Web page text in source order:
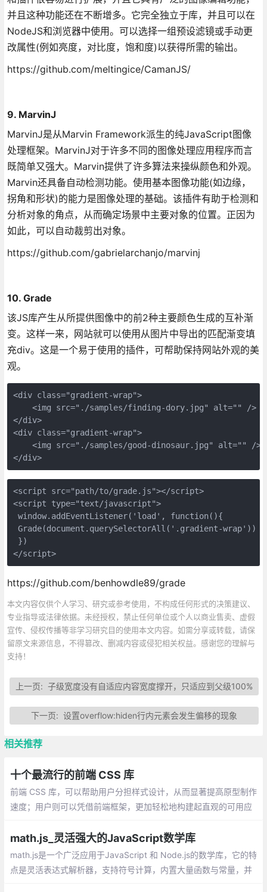
并且这种功能还在不断增多。它完全独立于库，并且可以在
NodeJS和浏览器中使用。可以选择一组预设滤镜或手动更
改属性(例如亮度，对比度，饱和度)以获得所需的输出。
https://github.com/meltingice/CamanJS/
9. MarvinJ
MarvinJ是从Marvin Framework派生的纯JavaScript图像
处理框架。MarvinJ对于许多不同的图像处理应用程序而言
既简单又强大。Marvin提供了许多算法来操纵颜色和外观。
Marvin还具备自动检测功能。使用基本图像功能(如边缘，
拐角和形状)的能力是图像处理的基础。该插件有助于检测和
分析对象的角点，从而确定场景中主要对象的位置。正因为
如此，可以自动裁剪出对象。
https://github.com/gabrielarchanjo/marvinj
10. Grade
该JS库产生从所提供图像中的前2种主要颜色生成的互补渐
变。这样一来，网站就可以使用从图片中导出的匹配渐变填
充div。这是一个易于使用的插件，可帮助保持网站外观的美
观。
<div class="gradient-wrap">
<img src="./samples/finding-dory.jpg" alt="" />
</div>
<div class="gradient-wrap">
<img src="./samples/good-dinosaur.jpg" alt="" />
<script src="path/to/grade.js"></script>
<script type="text/javascript">
window.addEventListener('load', function(){
Grade(document.querySelectorAll('.gradient-wrap'))
})
https://github.com/benhowdle89/grade
本文内容仅供个人学习、研究或参考使用，不构成任何形式的决策建议、
专业指导或法律依据。未经授权，禁止任何单位或个人以商业售卖、虚假
宣传、侵权传播等非学习研究目的使用本文内容。如需分享或转载，请保
留原文来源信息，不得篡改、删减内容或侵犯相关权益。感谢您的理解与
支持！
上一页: 子级宽度没有自适应内容宽度撑开，只适应到父级100%
下一页: 设置overflow:hiden行内元素会发生偏移的现象
相关推荐
十个最流行的前端 CSS 库
前端 CSS 库，可以帮助用户分担样式设计，从而显著提高原型制作
速度；用户则可以凭借前端框架，更加轻松地构建起直观的可用应
内容就是关于那些目前最为流行且常用的框架
math.js_灵活强大的JavaScript数学库
math.js是一个广泛应用于JavaScript 和 Node.js的数学库，它的特
点是灵活表达式解析器，支持符号计算，内置大量函数与常量，并